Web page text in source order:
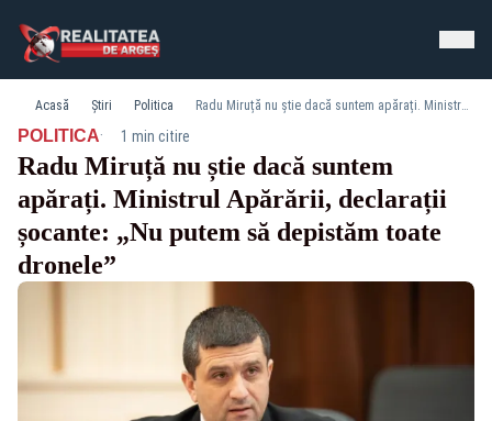
Acasă Știri Politica Radu Miruță nu știe dacă suntem apărați. Ministrul Apărării, declarații șocante: „Nu putem să depistăm toate dronele”
POLITICA· 1 min citire
Radu Miruță nu știe dacă suntem
apărați. Ministrul Apărării, declarații
șocante: „Nu putem să depistăm toate
dronele”